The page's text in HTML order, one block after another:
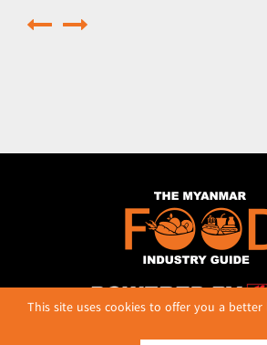
This site uses cookies to offer you a better